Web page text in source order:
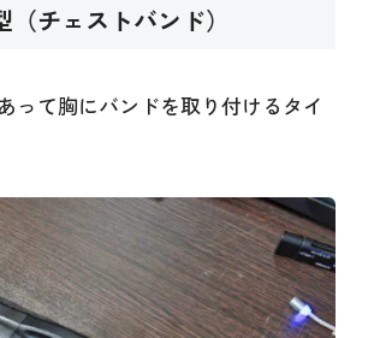
チェストバンド）
って胸にバンドを取り付けるタイ